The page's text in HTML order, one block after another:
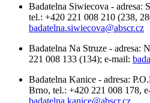
Badatelna Siwiecova - adresa:
tel.: +420 221 008 210 (238,
badatelna.siwiecova@abscr.cz
Badatelna Na Struze - adresa:
221 008 133 (134); e-mail:
Badatelna Kanice - adresa:
Brno, tel.: +420 221 008 178,
badatelna.kanice@abscr.cz